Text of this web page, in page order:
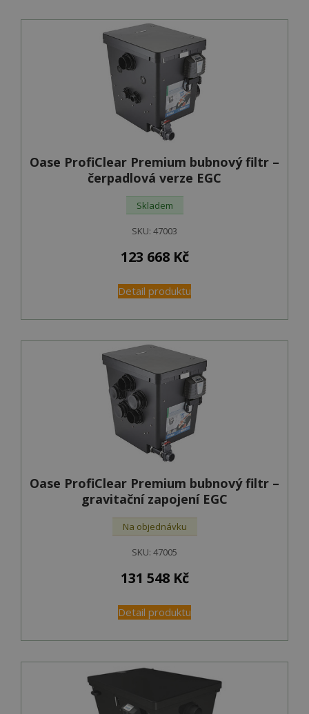
Oase ProfiClear Premium bubnový filtr –
čerpadlová verze EGC
Skladem
SKU: 47003
123 668 Kč
Detail produktu
Oase ProfiClear Premium bubnový filtr –
gravitační zapojení EGC
Na objednávku
SKU: 47005
131 548 Kč
Detail produktu